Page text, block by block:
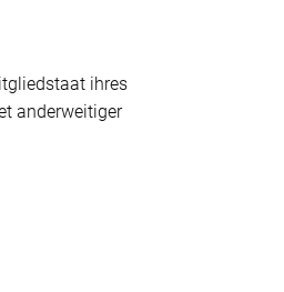
ihres
anderweitiger